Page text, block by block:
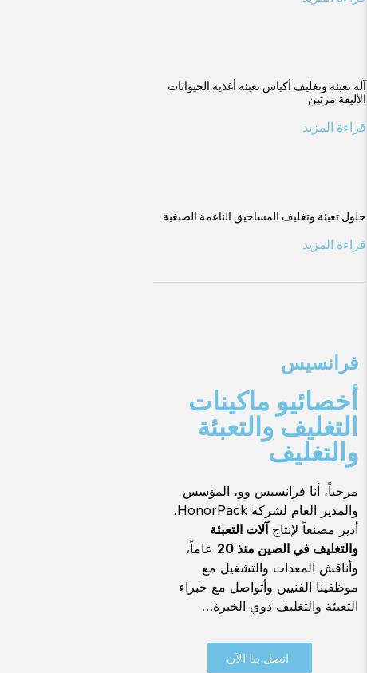
آلة تعبئة وتغليف أكياس تعبئة أغذية الحيوانات
الأليفة مرتين
قراءة المزيد
حلول تعبئة وتغليف المساحيق الناعمة الصبغية
قراءة المزيد
فرانسيس
أخصائيو ماكينات
التغليف والتعبئة
والتغليف
مرحباً، أنا فرانسيس وو، المؤسس
والمدير العام لشركة HonorPack،
أدير مصنعاً لإنتاجآلات التعبئة
والتغليف في الصين منذ 20
عاماً،
وأناقش المعدات والتشغيل مع
موظفينا الفنيين وأتواصل مع خبراء
التعبئة والتغليف ذوي الخبرة…
اتصل بنا الآن